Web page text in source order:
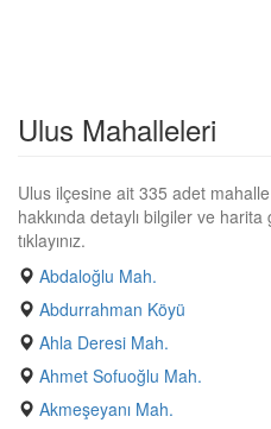
Ulus Mahalleleri
Ulus ilçesine ait 335 adet
hakkında detaylı bilgiler ve
tıklayınız.
Abdaloğlu Mah.
Abdurrahman Köyü
Ahla Deresi Mah.
Ahmet Sofuoğlu Mah.
Akmeşeyanı Mah.